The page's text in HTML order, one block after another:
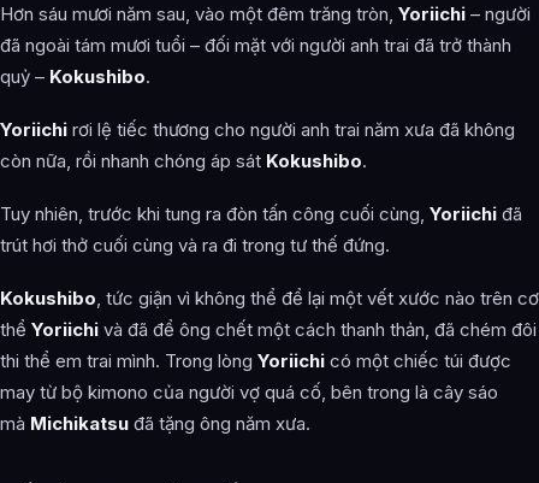
Hơn sáu mươi năm sau, vào một đêm trăng tròn, Yoriichi – người
đã ngoài tám mươi tuổi – đối mặt với người anh trai đã trở thành
quỷ – Kokushibo.
Yoriichi rơi lệ tiếc thương cho người anh trai năm xưa đã không
còn nữa, rồi nhanh chóng áp sát Kokushibo.
Tuy nhiên, trước khi tung ra đòn tấn công cuối cùng, Yoriichi đã
trút hơi thở cuối cùng và ra đi trong tư thế đứng.
Kokushibo, tức giận vì không thể để lại một vết xước nào trên cơ
thể Yoriichi và đã để ông chết một cách thanh thản, đã chém đôi
thi thể em trai mình. Trong lòng Yoriichi có một chiếc túi được
may từ bộ kimono của người vợ quá cố, bên trong là cây sáo
mà Michikatsu đã tặng ông năm xưa.